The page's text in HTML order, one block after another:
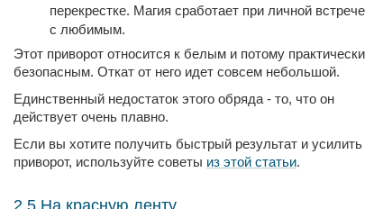
перекрестке. Магия сработает при личной встрече
с любимым.
Этот приворот относится к белым и потому практически
безопасным. Откат от него идет совсем небольшой.
Единственный недостаток этого обряда - то, что он
действует очень плавно.
Если вы хотите получить быстрый результат и усилить
приворот, используйте советы из этой статьи.
2.5 На красную ленту